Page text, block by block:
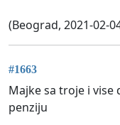
(Beograd, 2021-02-
#1663
Majke sa troje i
penziju